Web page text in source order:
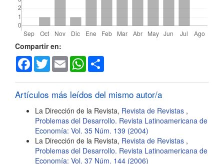
Detalles
del
artículo
Compartir en:
Facebook
TwitterEmail WhatsApp
Artículos más leídos del mismo autor/a
La Dirección de la Revista, Revista de Revistas ,
Problemas del Desarrollo. Revista Latinoamericana de
Economía: Vol. 35 Núm. 139 (2004)
La Dirección de la Revista, Revista de Revistas ,
Problemas del Desarrollo. Revista Latinoamericana de
Economía: Vol. 37 Núm. 144 (2006)